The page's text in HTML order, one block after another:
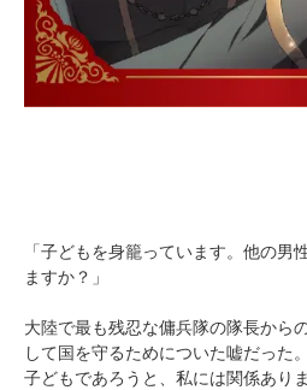
「子どもを身籠っています。他の
ますか？」
大陸で最も残忍な傭兵隊の隊長から
して国を守るためについた嘘だっ
子どもであろうと、私には関係あり